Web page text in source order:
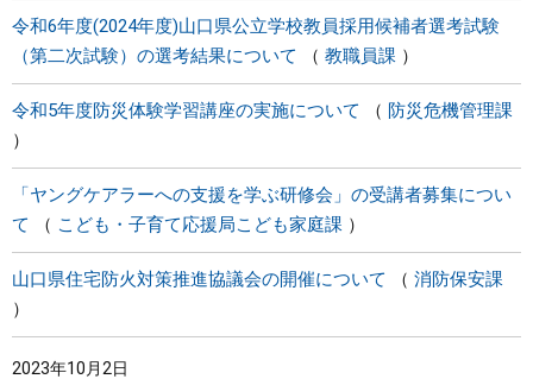
令和6年度(2024年度)山口県公立学校教員採用候補者選考試験
（第二次試験）の選考結果について
教職員課
令和5年度防災体験学習講座の実施について 防災危機管理課
「ヤングケアラーへの支援を学ぶ研修会」の受講者募集につい
て
こども・子育て応援局こども家庭課
山口県住宅防火対策推進協議会の開催について 消防保安課
2023年10月2日